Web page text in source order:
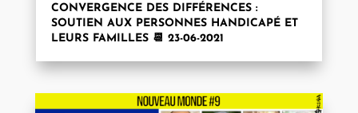
CONVERGENCE DES DIFFÉRENCES :
SOUTIEN AUX PERSONNES HANDICAPÉ ET
LEURS FAMILLES 📆 23-06-2021